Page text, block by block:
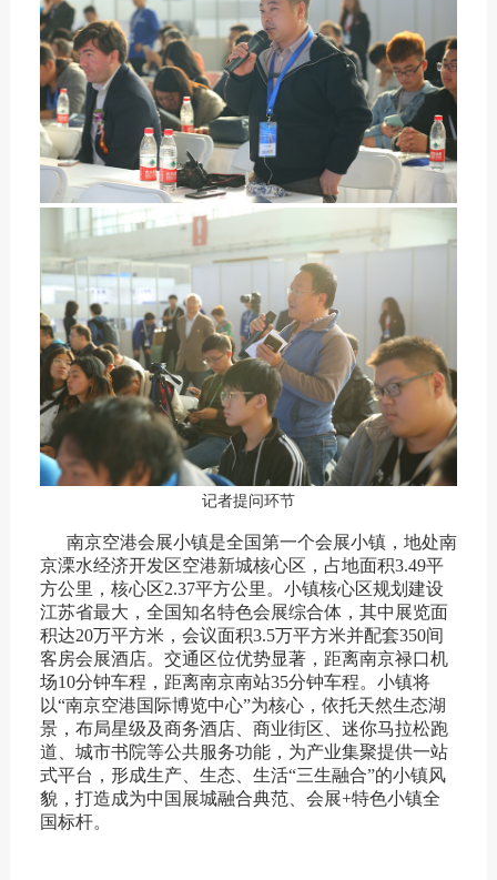
记者提问环节
南京空港会展小镇是全国第一个会展小镇，地处南
京溧水经济开发区空港新城核心区，占地面积3.49平
方公里，核心区2.37平方公里。小镇核心区规划建设
江苏省最大，全国知名特色会展综合体，其中展览面
积达20万平方米，会议面积3.5万平方米并配套350间
客房会展酒店。交通区位优势显著，距离南京禄口机
场10分钟车程，距离南京南站35分钟车程。小镇将
以“南京空港国际博览中心”为核心，依托天然生态湖
景，布局星级及商务酒店、商业街区、迷你马拉松跑
道、城市书院等公共服务功能，为产业集聚提供一站
式平台，形成生产、生态、生活“三生融合”的小镇风
貌，打造成为中国展城融合典范、会展+特色小镇全
国标杆。